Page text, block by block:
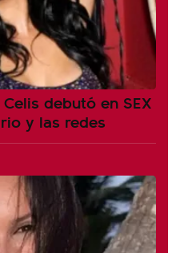
debutó en SEX
y las redes